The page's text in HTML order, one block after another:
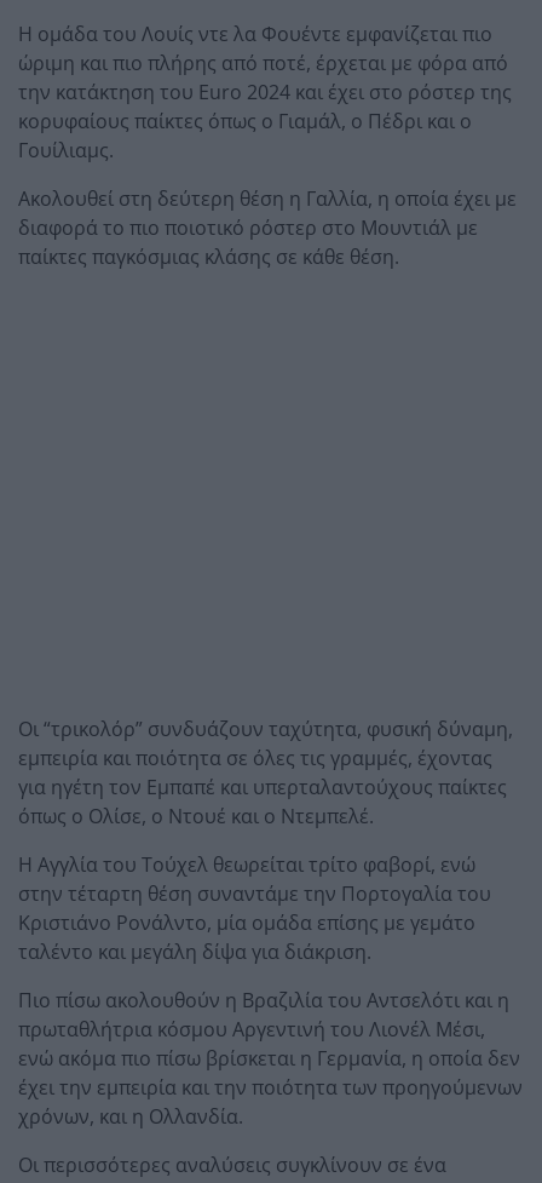
Η ομάδα του Λουίς ντε λα Φουέντε εμφανίζεται πιο
ώριμη και πιο πλήρης από ποτέ, έρχεται με φόρα από
την κατάκτηση του Euro 2024 και έχει στο ρόστερ της
κορυφαίους παίκτες όπως ο Γιαμάλ, ο Πέδρι και ο
Γουίλιαμς.
Ακολουθεί στη δεύτερη θέση η Γαλλία, η οποία έχει με
διαφορά το πιο ποιοτικό ρόστερ στο Μουντιάλ με
παίκτες παγκόσμιας κλάσης σε κάθε θέση.
Οι “τρικολόρ” συνδυάζουν ταχύτητα, φυσική δύναμη,
εμπειρία και ποιότητα σε όλες τις γραμμές, έχοντας
για ηγέτη τον Εμπαπέ και υπερταλαντούχους παίκτες
όπως ο Ολίσε, ο Ντουέ και ο Ντεμπελέ.
Η Αγγλία του Τούχελ θεωρείται τρίτο φαβορί, ενώ
στην τέταρτη θέση συναντάμε την Πορτογαλία του
Κριστιάνο Ρονάλντο, μία ομάδα επίσης με γεμάτο
ταλέντο και μεγάλη δίψα για διάκριση.
Πιο πίσω ακολουθούν η Βραζιλία του Αντσελότι και η
πρωταθλήτρια κόσμου Αργεντινή του Λιονέλ Μέσι,
ενώ ακόμα πιο πίσω βρίσκεται η Γερμανία, η οποία δεν
έχει την εμπειρία και την ποιότητα των προηγούμενων
χρόνων, και η Ολλανδία.
Οι περισσότερες αναλύσεις συγκλίνουν σε ένα